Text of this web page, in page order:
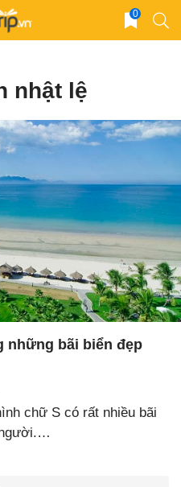
0
nhật lệ
những bãi biển đẹp
chữ S có rất nhiều bãi
người.…